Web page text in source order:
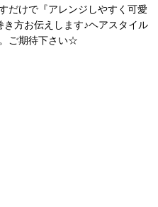
だけで『アレンジしやすく可愛
方お伝えします♪ヘアスタイル
ご期待下さい☆